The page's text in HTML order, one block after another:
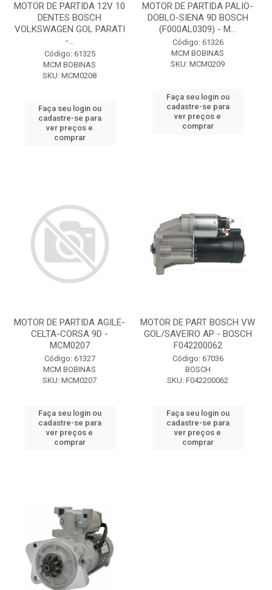
MOTOR DE PARTIDA 12V 10
DENTES BOSCH
VOLKSWAGEN GOL PARATI
-...
Código: 61325
MCM BOBINAS
SKU: MCM0208
Faça seu login ou
cadastre-se para
ver preços e
comprar
MOTOR DE PARTIDA PALIO-
DOBLO-SIENA 9D BOSCH
(F000AL0309) - M...
Código: 61326
MCM BOBINAS
SKU: MCM0209
Faça seu login ou
cadastre-se para
ver preços e
comprar
MOTOR DE PARTIDA AGILE-
CELTA-CORSA 9D -
MCM0207
Código: 61327
MCM BOBINAS
SKU: MCM0207
Faça seu login ou
cadastre-se para
ver preços e
comprar
MOTOR DE PART BOSCH VW
GOL/SAVEIRO AP - BOSCH
F042200062
Código: 67036
BOSCH
SKU: F042200062
Faça seu login ou
cadastre-se para
ver preços e
comprar